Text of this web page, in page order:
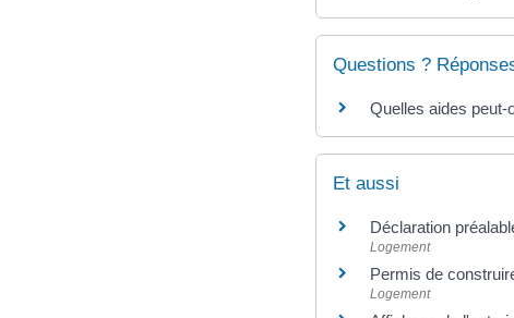
Questions ?
Quelles aides peut-
Et aussi
Déclaration
Logement
Permis de
Logement